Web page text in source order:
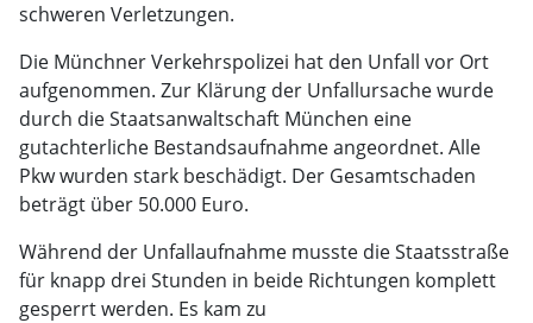
schweren Verletzungen.
Die Münchner Verkehrspolizei hat den Unfall vor Ort
aufgenommen. Zur Klärung der Unfallursache wurde
durch die Staatsanwaltschaft München eine
gutachterliche Bestandsaufnahme angeordnet. Alle
Pkw wurden stark beschädigt. Der Gesamtschaden
beträgt über 50.000 Euro.
Während der Unfallaufnahme musste die Staatsstraße
für knapp drei Stunden in beide Richtungen komplett
gesperrt werden. Es kam zu